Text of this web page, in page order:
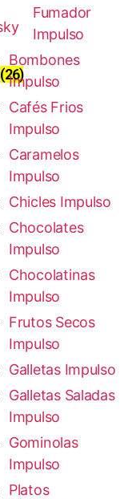
(26)
Fumador
Impulso
Bombones
Impulso
Cafés Frios
Impulso
Caramelos
Impulso
Chicles Impulso
Chocolates
Impulso
Chocolatinas
Impulso
Frutos Secos
Impulso
Galletas Impulso
Galletas Saladas
Impulso
Gominolas
Impulso
Platos